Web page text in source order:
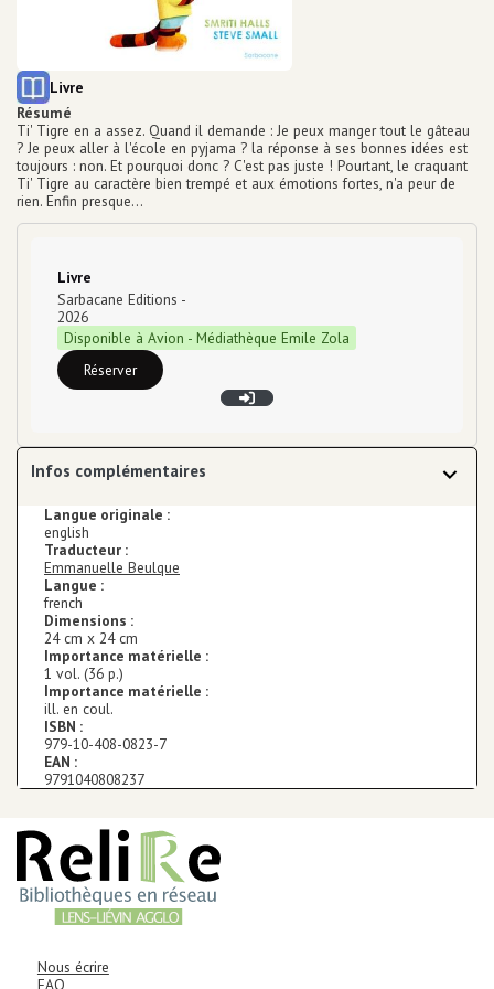
Equipements numériques
Prêt de liseuse
Impression / Photocopie
Ecrivain public
Espaces de travail
Point détente
Equipements bébé
Ludothèque
Grainothèque
Boîtes de retour 24h/24
Tous les services
pratiques
Type de support matériel
Livre
Résumé
Ti' Tigre en a assez. Quand il demande : Je peux manger tout le gâteau
? Je peux aller à l'école en pyjama ? la réponse à ses bonnes idées est
toujours : non. Et pourquoi donc ? C'est pas juste ! Pourtant, le craquant
Ti' Tigre au caractère bien trempé et aux émotions fortes, n'a peur de
rien. Enfin presque...
Type de support matériel
Livre
Sarbacane Editions -
2026
Disponible à Avion - Médiathèque Emile Zola
Réserver
Infos complémentaires
Langue originale :
english
Traducteur :
Emmanuelle Beulque
Langue :
french
Dimensions :
24 cm x 24 cm
Importance matérielle :
1 vol. (36 p.)
Importance matérielle :
ill. en coul.
ISBN :
979-10-408-0823-7
EAN :
9791040808237
AUTRES INFORMATIONS ET MENTIONS LÉGALES
Corps
Informations de contact
Nous écrire
FAQ